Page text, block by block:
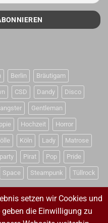
Berlin Bräutigam
CSD Dandy Disco
Gentleman
Hochzeit Horror
Köln Lady Matrose
Pirat Pop Pride
Space Steampunk Tüllrock
setzen wir Cookies und
die Einwilligung zu